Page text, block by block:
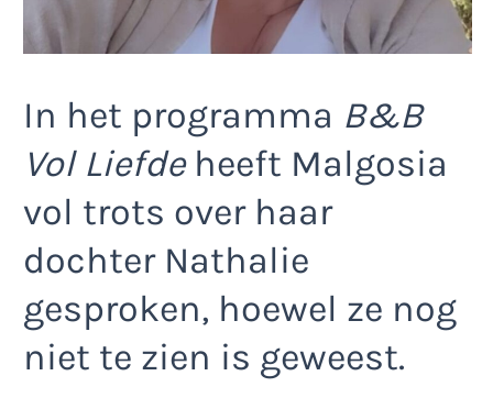
In het programma B&B
Vol Liefdeheeft Malgosia
vol trots over haar
dochter Nathalie
gesproken, hoewel ze nog
niet te zien is geweest.